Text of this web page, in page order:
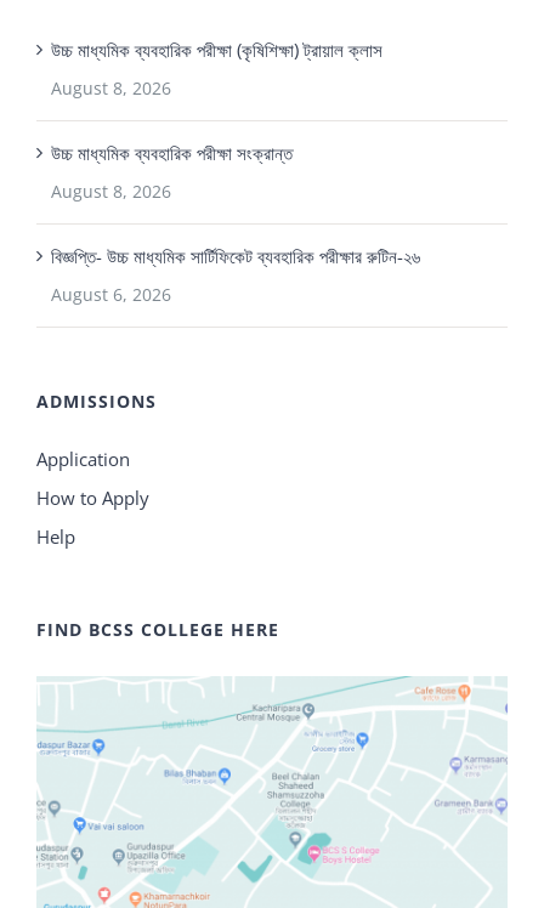
উচ্চ মাধ্যমিক ব্যবহারিক পরীক্ষা (কৃষিশিক্ষা) ট্রায়াল ক্লাস
August 8, 2026
উচ্চ মাধ্যমিক ব্যবহারিক পরীক্ষা সংক্রান্ত
August 8, 2026
বিজ্ঞপ্তি- উচ্চ মাধ্যমিক সার্টিফিকেট ব্যবহারিক পরীক্ষার রুটিন-২৬
August 6, 2026
ADMISSIONS
Application
How to Apply
Help
FIND BCSS COLLEGE HERE